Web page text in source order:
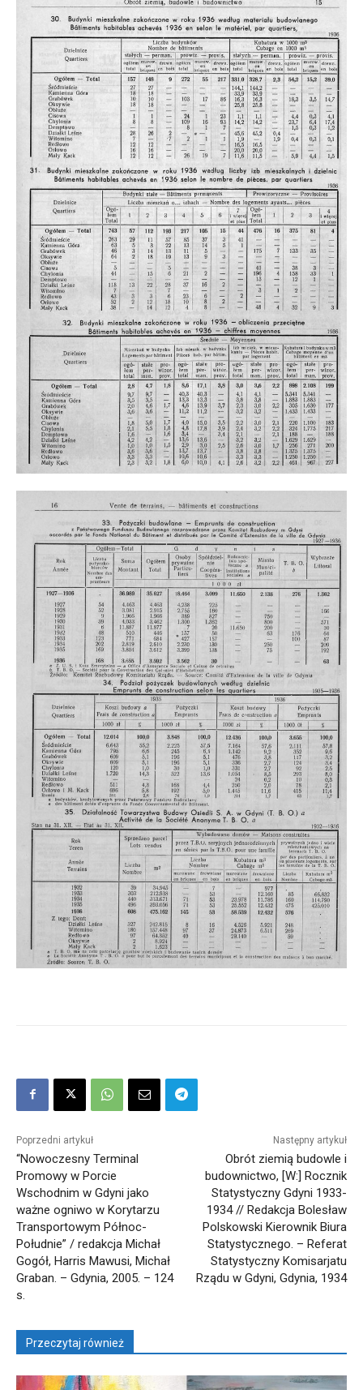
Poprzedni artykuł
“Nowoczesny Terminal
Promowy w Porcie
Wschodnim w Gdyni jako
ważne ogniwo w Korytarzu
Transportowym Północ-
Południe” / redakcja Michał
Gogół, Harris Mawusi, Michał
Graban. – Gdynia, 2005. – 124
s.
Następny artykuł
Obrót ziemią budowle i
budownictwo, [W:] Rocznik
Statystyczny Gdyni 1933-
1934 // Redakcja Bolesław
Polskowski Kierownik Biura
Statystycznego. – Referat
Statystyczny Komisarjatu
Rządu w Gdyni, Gdynia, 1934
Przeczytaj również